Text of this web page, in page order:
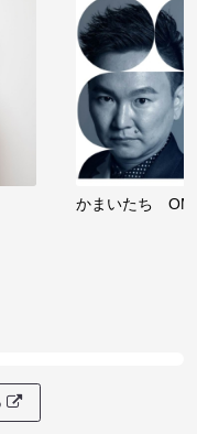
かまいたち